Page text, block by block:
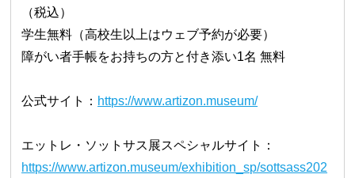
（税込）
学生無料（高校生以上はウェブ予約が必要）
障がい者手帳をお持ちの方と付き添い1名 無料
公式サイト： https://www.artizon.museum/
エットレ・ソットサス展スペシャルサイト：
https://www.artizon.museum/exhibition_sp/sottsass202